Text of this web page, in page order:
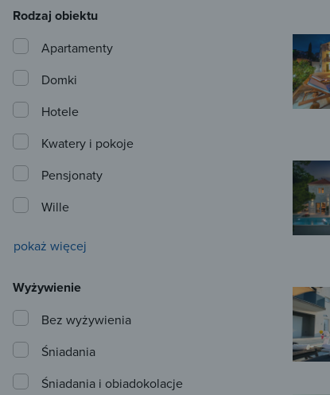
Rodzaj obiektu
Apartamenty
Domki
Hotele
Kwatery i pokoje
Pensjonaty
Wille
pokaż więcej
Wyżywienie
Bez wyżywienia
Śniadania
Śniadania i obiadokolacje